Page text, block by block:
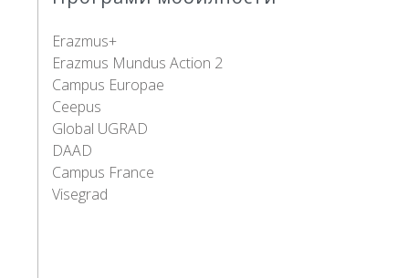
Erazmus+
Erazmus Mundus Action 2
Campus Europae
Ceepus
Global UGRAD
DAAD
Campus France
Visegrad